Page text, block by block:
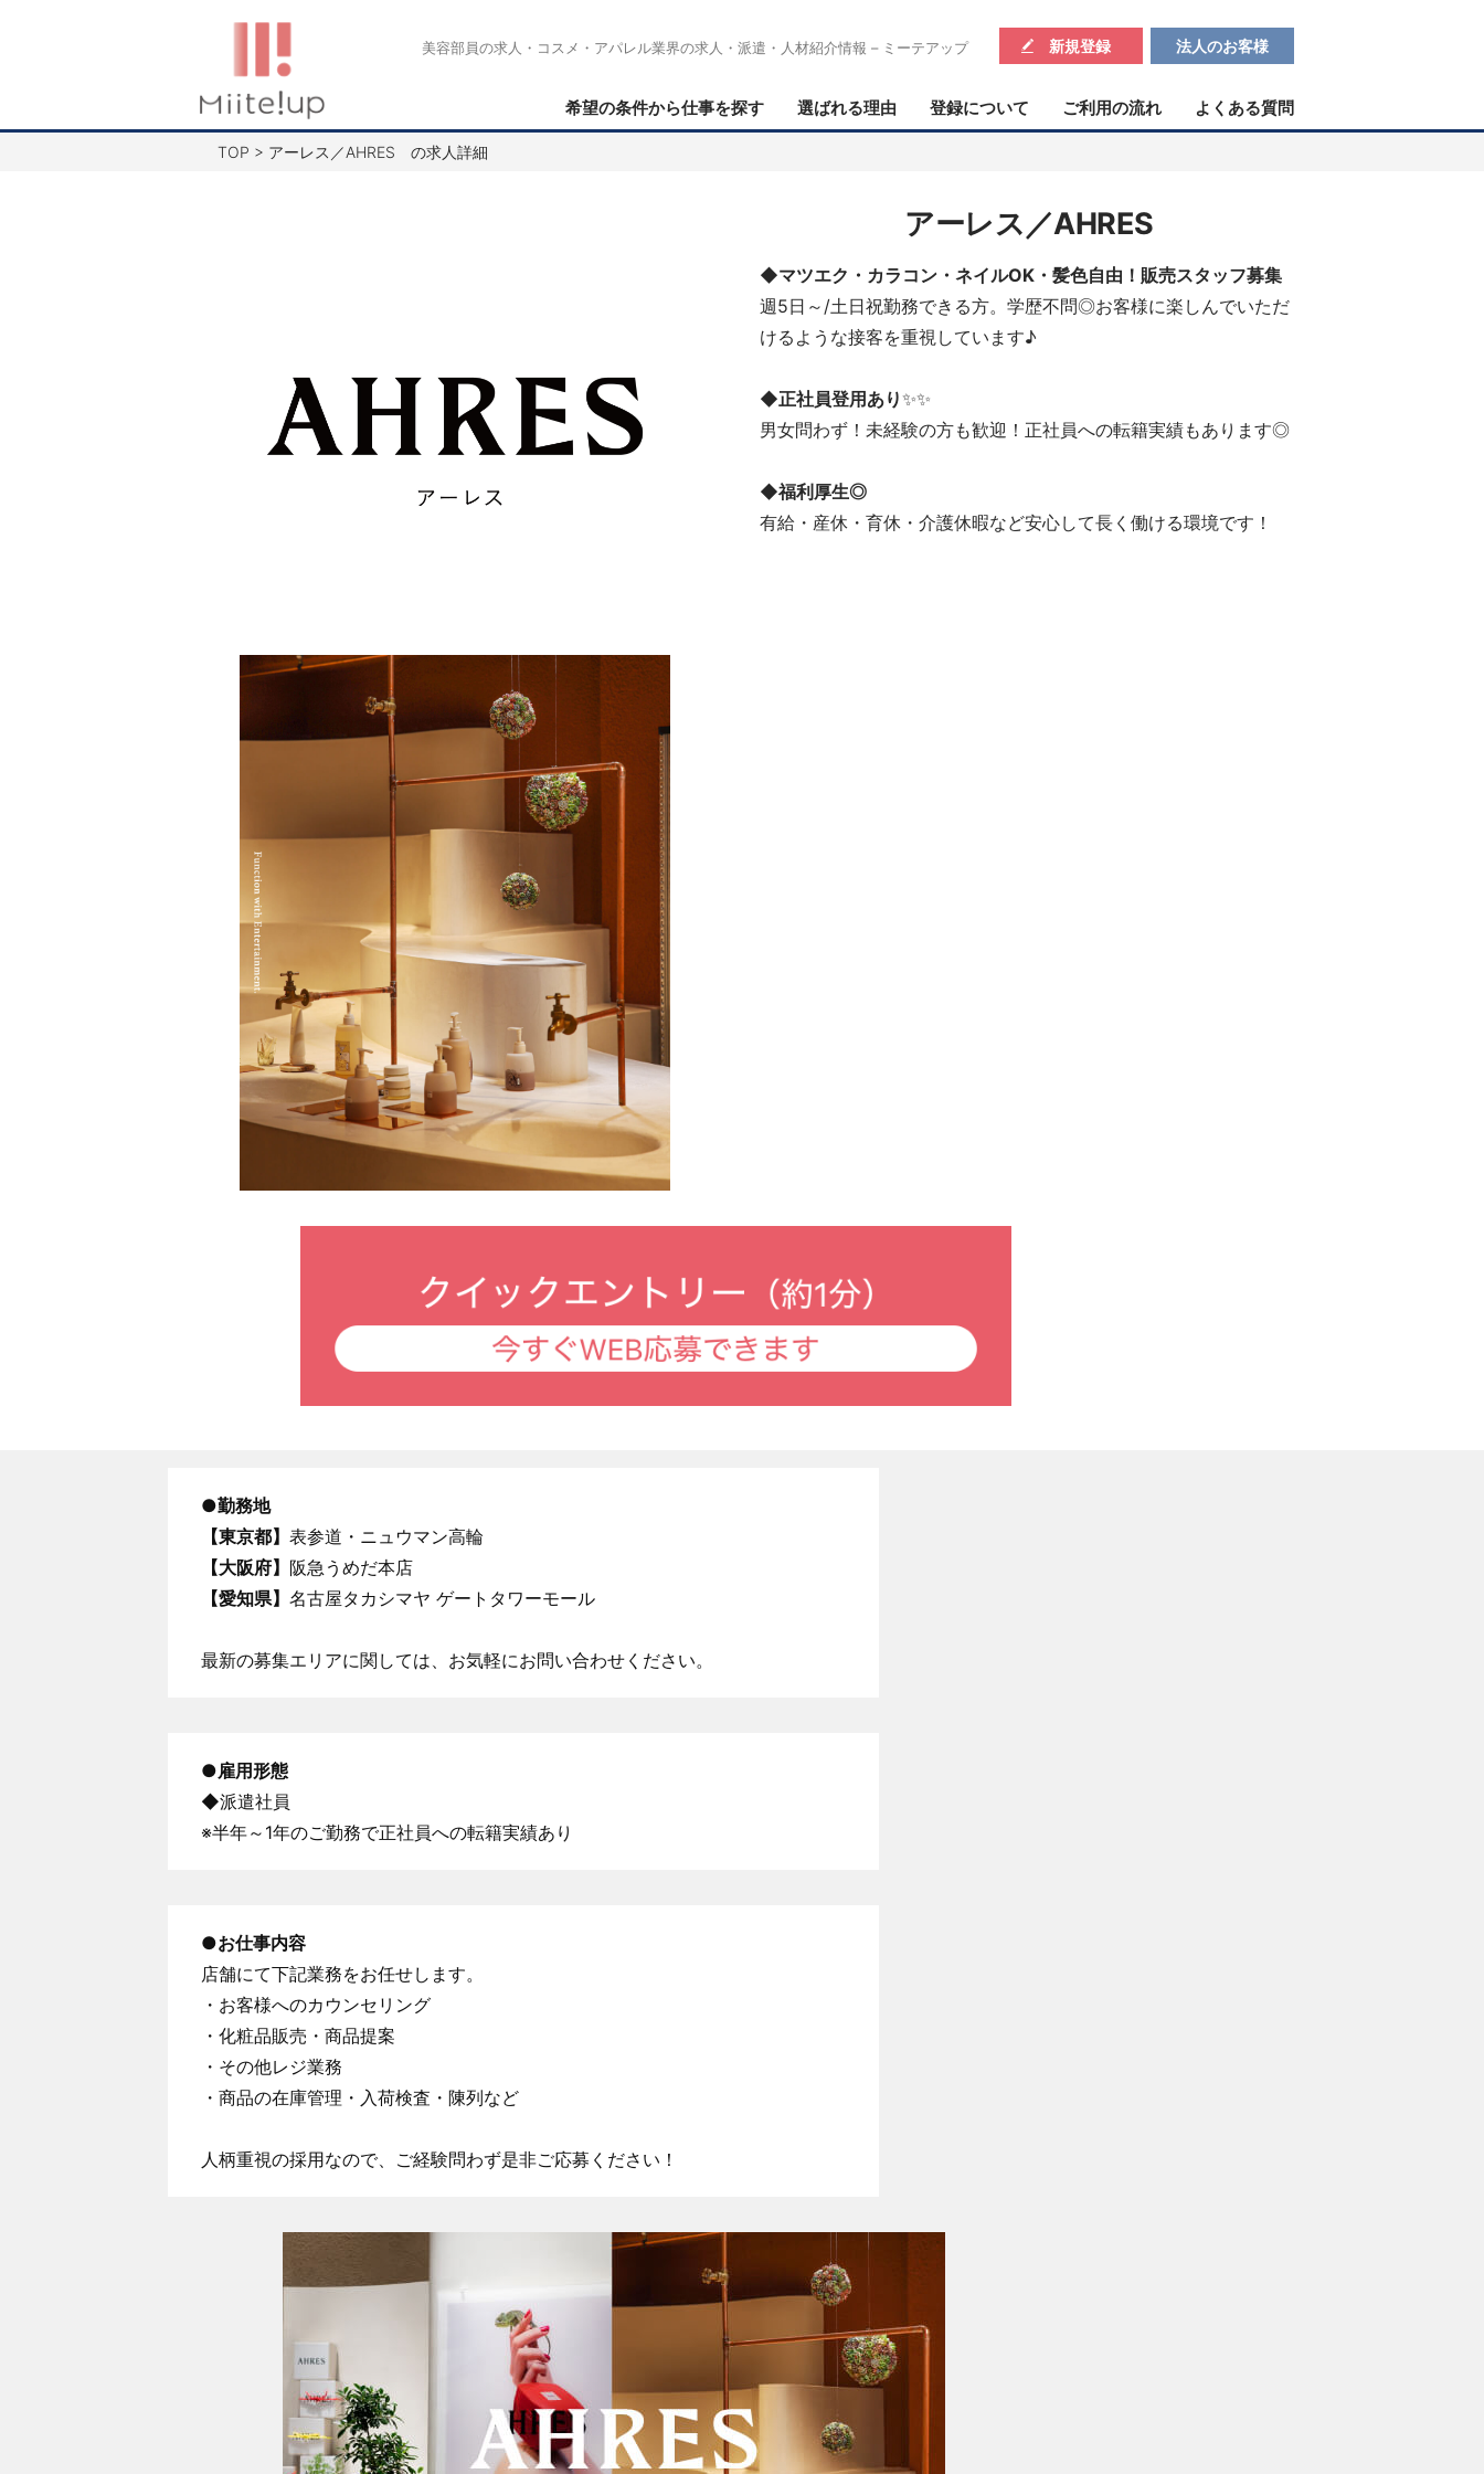
ツ
美容部員の求人・コスメ・アパレル業界の求人・派遣・人材紹介情報 – ミーテアップ 新規登録 法人のお客様
希望の条件から仕事を探す 選ばれる理由 登録について ご利用の流れ よくある質問
TOP > アーレス／AHRES の求人詳細
アーレス／AHRES
◆マツエク・カラコン・ネイルOK・髪色自由！販売スタッフ募集
週5日～/土日祝勤務できる方。学歴不問◎お客様に楽しんでいただ
けるような接客を重視しています♪
◆正社員登用あり✨✨
男女問わず！未経験の方も歓迎！正社員への転籍実績もあります◎
◆福利厚生◎
有給・産休・育休・介護休暇など安心して長く働ける環境です！
●勤務地
【東京都】 表参道・ニュウマン高輪
【大阪府】 阪急うめだ本店
【愛知県】 名古屋タカシマヤ ゲートタワーモール
最新の募集エリアに関しては、お気軽にお問い合わせください。
●雇用形態
◆派遣社員
※半年～1年のご勤務で正社員への転籍実績あり
●お仕事内容
店舗にて下記業務をお任せします。
・お客様へのカウンセリング
・化粧品販売・商品提案
・その他レジ業務
・商品の在庫管理・入荷検査・陳列など
人柄重視の採用なので、ご経験問わず是非ご応募ください！